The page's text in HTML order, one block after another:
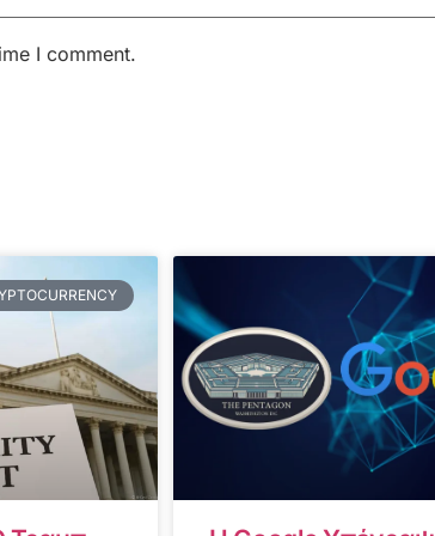
I comment.